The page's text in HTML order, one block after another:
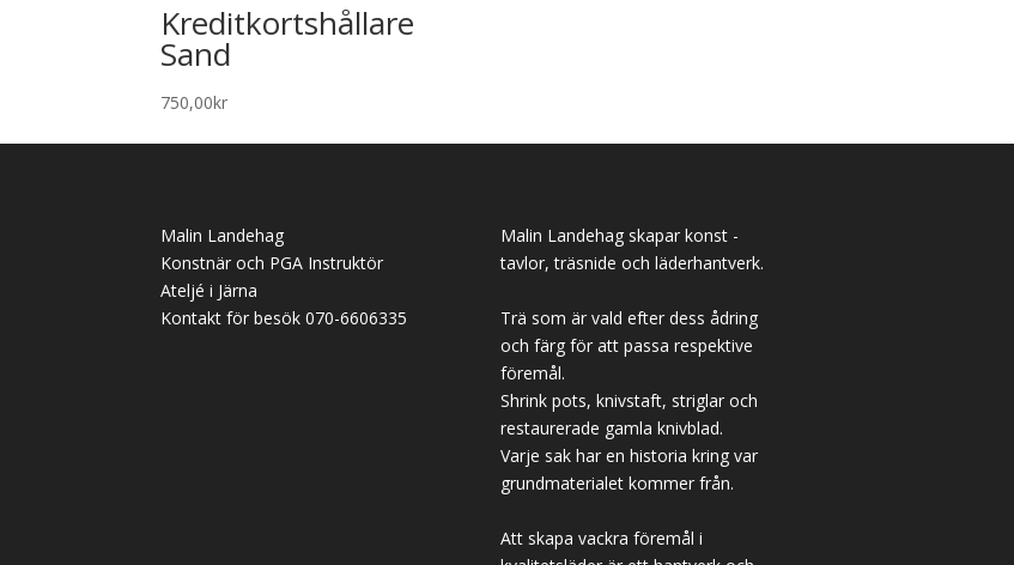
Kreditkortshållare
Sand
750,00kr
Malin Landehag
Konstnär och PGA Instruktör
Ateljé i Järna
Kontakt för besök 070-6606335
Malin Landehag skapar konst -
tavlor, träsnide och läderhantverk.
Trä som är vald efter dess ådring
och färg för att passa respektive
föremål.
Shrink pots, knivstaft, striglar och
restaurerade gamla knivblad.
Varje sak har en historia kring var
grundmaterialet kommer från.
Att skapa vackra föremål i